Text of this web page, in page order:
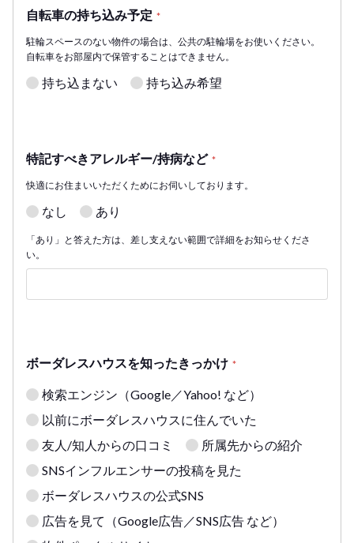
自転車の持ち込み予定 *
駐輪スペースのない物件の場合は、公共の駐輪場をお使いください。
自転車をお部屋内で保管することはできません。
持ち込まない 持ち込み希望
特記すべきアレルギー/持病など *
快適にお住まいいただくためにお伺いしております。
なし あり
「あり」と答えた方は、差し支えない範囲で詳細をお知らせくださ
い。
ボーダレスハウスを知ったきっかけ *
検索エンジン（Google／Yahoo! など）
以前にボーダレスハウスに住んでいた
友人/知人からの口コミ
所属先からの紹介
SNSインフルエンサーの投稿を見た
ボーダレスハウスの公式SNS
広告を見て（Google広告／SNS広告 など）